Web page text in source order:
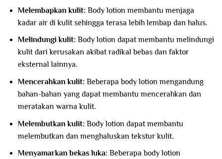
Melembapkan kulit: Body lotion membantu menjaga
kadar air di kulit sehingga terasa lebih lembap dan halus.
Melindungi kulit: Body lotion dapat membantu melindungi
kulit dari kerusakan akibat radikal bebas dan faktor
eksternal lainnya.
Mencerahkan kulit: Beberapa body lotion mengandung
bahan-bahan yang dapat membantu mencerahkan dan
meratakan warna kulit.
Melembutkan kulit: Body lotion dapat membantu
melembutkan dan menghaluskan tekstur kulit.
Menyamarkan bekas luka: Beberapa body lotion